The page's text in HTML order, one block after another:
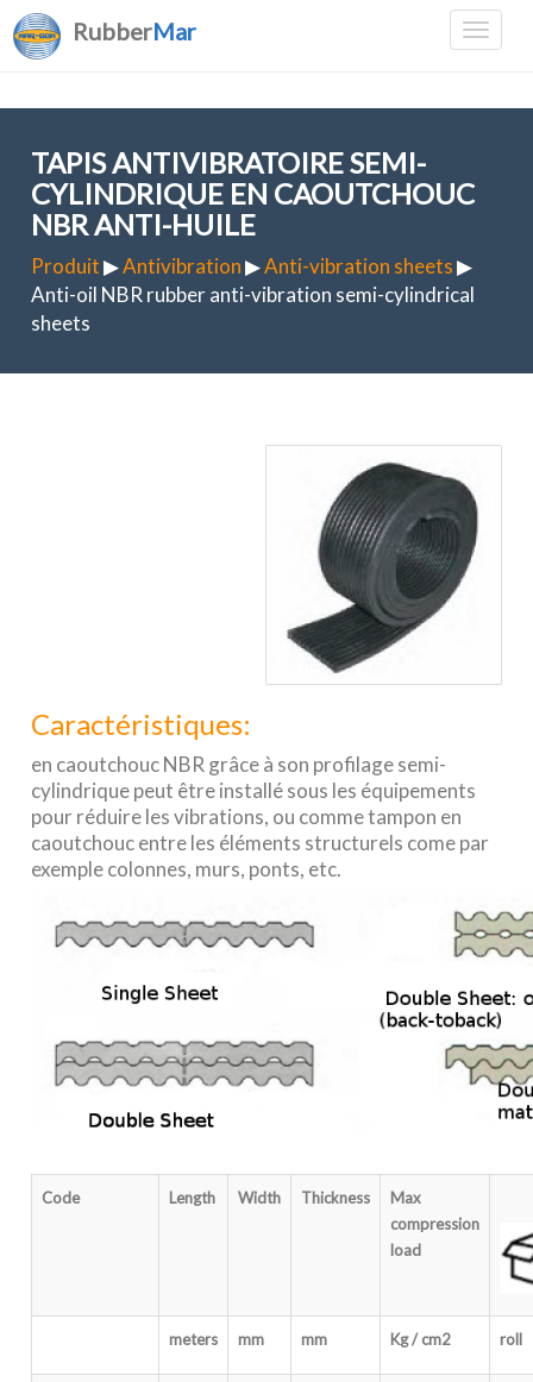
RubberMar
TAPIS ANTIVIBRATOIRE SEMI-
CYLINDRIQUE EN CAOUTCHOUC
NBR ANTI-HUILE
Produit▶Antivibration▶Anti-vibration sheets▶
Anti-oil NBR rubber anti-vibration semi-cylindrical
sheets
Caractéristiques:
en caoutchouc NBR grâce à son profilage semi-
cylindrique peut être installé sous les équipements
pour réduire les vibrations, ou comme tampon en
caoutchouc entre les éléments structurels come par
exemple colonnes, murs, ponts, etc.
Code Length Width Thickness
Max
compression
load
meters mm mm Kg / cm2 roll